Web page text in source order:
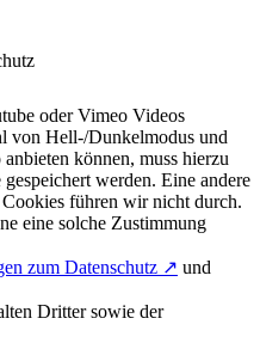
oder Vimeo Videos
von Hell-/Dunkelmodus und
können, muss hierzu
werden. Eine andere
führen wir nicht durch.
eine solche Zustimmung
zum Datenschutz ↗ und
Dritter sowie der